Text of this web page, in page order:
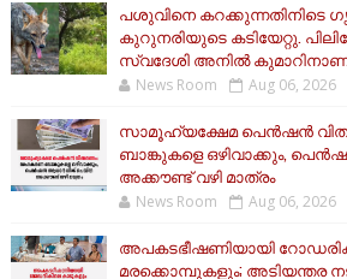
പശുവിനെ കറക്കുന്നതിനിടെ
കുറുനരിയുടെ കടിയേറ്റു.
സ്വദേശി അനിൽ കുമാറിനാണ്
News Room Aug 06, 2026
സാമൂ​ഹ്യക്ഷേമ പെൻഷൻ
ബാങ്കുകളെ ഒഴിവാക്കും,
അക്കൗണ്ട് വഴി മാത്രം
News Room Aug 06, 2026
അപകടഭീഷണിയായി
മരക്കൊമ്പുകളും; അടിയന്തര